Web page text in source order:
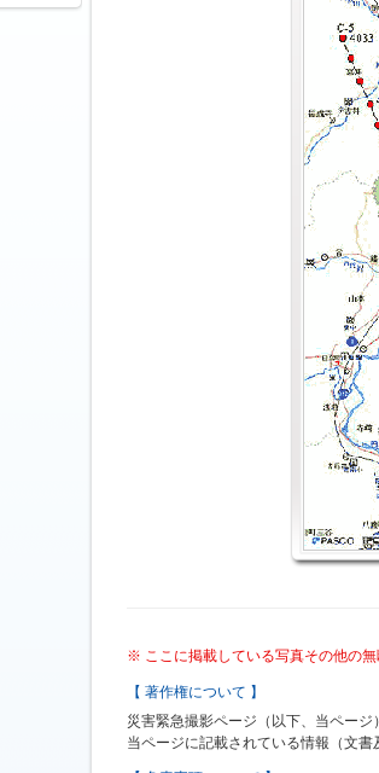
※ ここに掲載している写真その他の無
【 著作権について 】
災害緊急撮影ページ（以下、当ページ
当ページに記載されている情報（文書